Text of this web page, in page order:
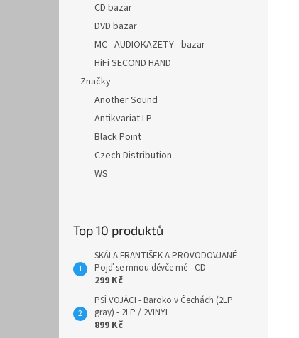
CD bazar
DVD bazar
MC - AUDIOKAZETY - bazar
HiFi SECOND HAND
Značky
Another Sound
Antikvariat LP
Black Point
Czech Distribution
WS
Top 10 produktů
SKÁLA FRANTIŠEK A PROVODOVJANÉ -
Pojď se mnou děvče mé - CD
299 Kč
PSÍ VOJÁCI - Baroko v Čechách (2LP
gray) - 2LP / 2VINYL
899 Kč